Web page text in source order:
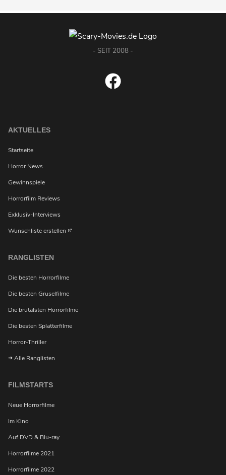
- SEIT 2008 -
AKTUELLES
Startseite
Horror News
Gewinnspiele
Horrorfilm Reviews
Exklusiv-Interviews
Wunschliste erstellen
RANGLISTEN
Die besten Horrorfilme
Die besten Gruselfilme
Die brutalsten Horrorfilme
Die besten Splatterfilme
Horror-Thriller
Alle Ranglisten
FILMSTARTS
Neue Horrorfilme
Im Kino
Auf DVD & Blu-ray
Horrorfilme 2021
Horrorfilme 2022
Möchtest du bei Neuigkeiten über Horrorfilme von